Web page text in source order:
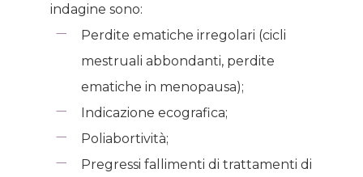
indagine sono:
Perdite ematiche irregolari (cicli
mestruali abbondanti, perdite
ematiche in menopausa);
Indicazione ecografica;
Poliabortività;
Pregressi fallimenti di trattamenti di